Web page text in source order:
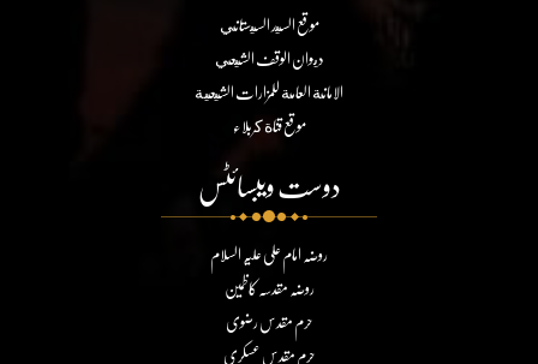
موقع السيد السيستاني
ديوان الوقف الشيعي
الامانة العامة للمزارات الشيعية
موقع قناة كربلاء
دوست ویبسائٹس
روضہ امام علی علیہ السلام
روضہ مقدسہ کاظمین
حرم مقدس رضوی
حرم مقدس عسکری